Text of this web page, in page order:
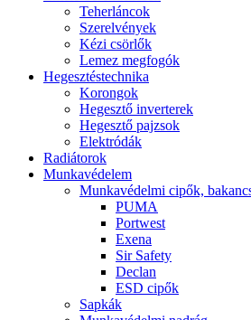
Teherláncok
Szerelvények
Kézi csörlők
Lemez megfogók
Hegesztéstechnika
Korongok
Hegesztő inverterek
Hegesztő pajzsok
Elektródák
Radiátorok
Munkavédelem
Munkavédelmi cipők,
PUMA
Portwest
Exena
Sir Safety
Declan
ESD cipők
Sapkák